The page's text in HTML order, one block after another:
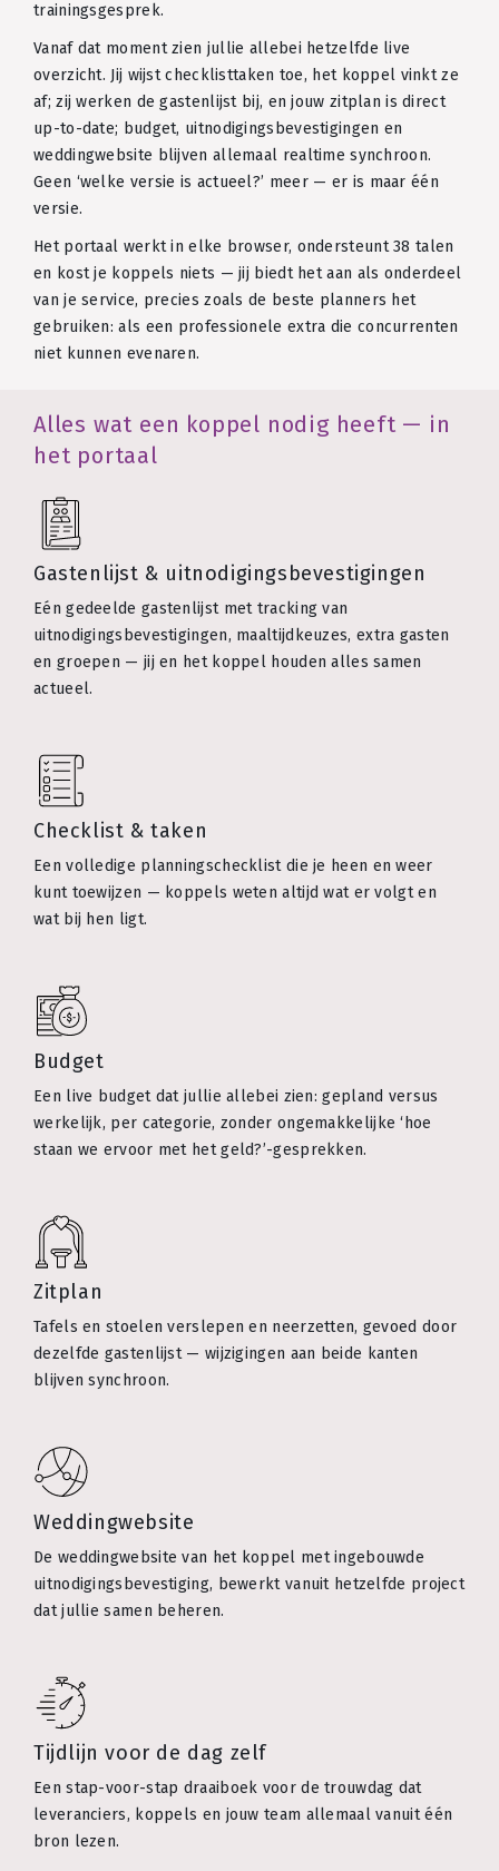
trainingsgesprek.
Vanaf dat moment zien jullie allebei hetzelfde live
overzicht. Jij wijst checklisttaken toe, het koppel vinkt ze
af; zij werken de gastenlijst bij, en jouw zitplan is direct
up-to-date; budget, uitnodigingsbevestigingen en
weddingwebsite blijven allemaal realtime synchroon.
Geen ‘welke versie is actueel?’ meer — er is maar één
versie.
Het portaal werkt in elke browser, ondersteunt 38 talen
en kost je koppels niets — jij biedt het aan als onderdeel
van je service, precies zoals de beste planners het
gebruiken: als een professionele extra die concurrenten
niet kunnen evenaren.
Alles wat een koppel nodig heeft — in
het portaal
Gastenlijst & uitnodigingsbevestigingen
Eén gedeelde gastenlijst met tracking van
uitnodigingsbevestigingen, maaltijdkeuzes, extra gasten
en groepen — jij en het koppel houden alles samen
actueel.
Checklist & taken
Een volledige planningschecklist die je heen en weer
kunt toewijzen — koppels weten altijd wat er volgt en
wat bij hen ligt.
Budget
Een live budget dat jullie allebei zien: gepland versus
werkelijk, per categorie, zonder ongemakkelijke ‘hoe
staan we ervoor met het geld?’-gesprekken.
Zitplan
Tafels en stoelen verslepen en neerzetten, gevoed door
dezelfde gastenlijst — wijzigingen aan beide kanten
blijven synchroon.
Weddingwebsite
De weddingwebsite van het koppel met ingebouwde
uitnodigingsbevestiging, bewerkt vanuit hetzelfde project
dat jullie samen beheren.
Tijdlijn voor de dag zelf
Een stap-voor-stap draaiboek voor de trouwdag dat
leveranciers, koppels en jouw team allemaal vanuit één
bron lezen.